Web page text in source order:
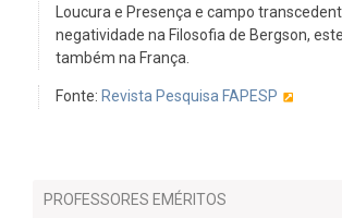
Loucura e Presença e campo
negatividade na Filosofia de Bergson,
também na França.
Fonte: Revista Pesquisa FAPESP
PROFESSORES EMÉRITOS